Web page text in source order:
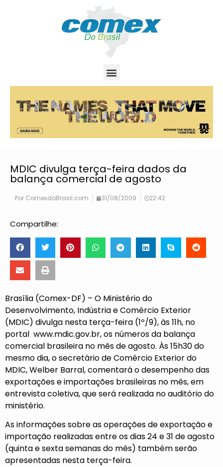
MDIC divulga terça-feira dados da
balança comercial de agosto
Por ComexdoBrasil.com 31/08/2009 22:42
Compartilhe:
Brasília (Comex-DF) – O Ministério do
Desenvolvimento, Indústria e Comércio Exterior
(MDIC) divulga nesta terça-feira (1º/9), às 11h, no
portal www.mdic.gov.br, os números da balança
comercial brasileira no mês de agosto. Às 15h30 do
mesmo dia, o secretário de Comércio Exterior do
MDIC, Welber Barral, comentará o desempenho das
exportações e importações brasileiras no mês, em
entrevista coletiva, que será realizada no auditório do
ministério.
As informações sobre as operações de exportação e
importação realizadas entre os dias 24 e 31 de agosto
(quinta e sexta semanas do mês) também serão
apresentadas nesta terça-feira.